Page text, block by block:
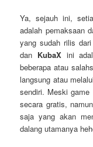
Ya, sejauh ini,
adalah pemaksaan
yang sudah rilis
dan KubaXini
beberapa atau
langsung atau
sendiri. Meski game
secara gratis,
saja yang akan
dalang utamanya